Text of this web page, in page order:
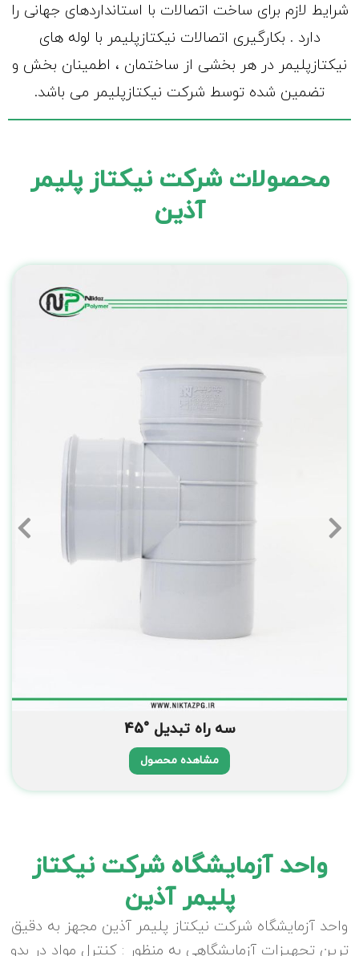
شرایط لازم برای ساخت اتصالات با استانداردهای جهانی را
دارد . بکارگیری اتصالات نیکتازپلیمر با لوله های
نیکتازپلیمر در هر بخشی از ساختمان ، اطمینان بخش و
تضمین شده توسط شرکت نیکتازپلیمر می باشد.
محصولات شرکت نیکتاز پلیمر
آذین
سه راه تبدیل °45
مشاهده محصول
واحد آزمایشگاه شرکت نیکتاز
پلیمر آذین
واحد آزمایشگاه شرکت نیکتاز پلیمر آذین مجهز به دقیق
ترین تجهیزات آزمایشگاهی به منظور : کنترل مواد در بدو